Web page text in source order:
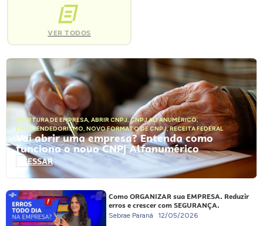
VER TODOS
ABERTURA DE EMPRESA, ABRIR CNPJ,CNPJ ALFANUMÉRICO,
EMPREENDEDORISMO, NOVO FORMATO DE CNPJ,RECEITA FEDERAL
Vai abrir uma empresa? Entenda como
funciona o novo CNPJ Alfanumérico
ACESSAR
Como ORGANIZAR sua EMPRESA. Reduzir
erros e crescer com SEGURANÇA.
Sebrae Paraná 12/05/2026